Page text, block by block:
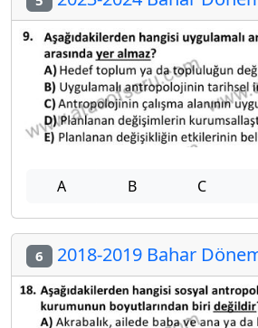
A B C
6 2018-2019 Bahar